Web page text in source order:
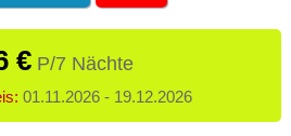
€P/7 Nächte
01.11.2026 - 19.12.2026